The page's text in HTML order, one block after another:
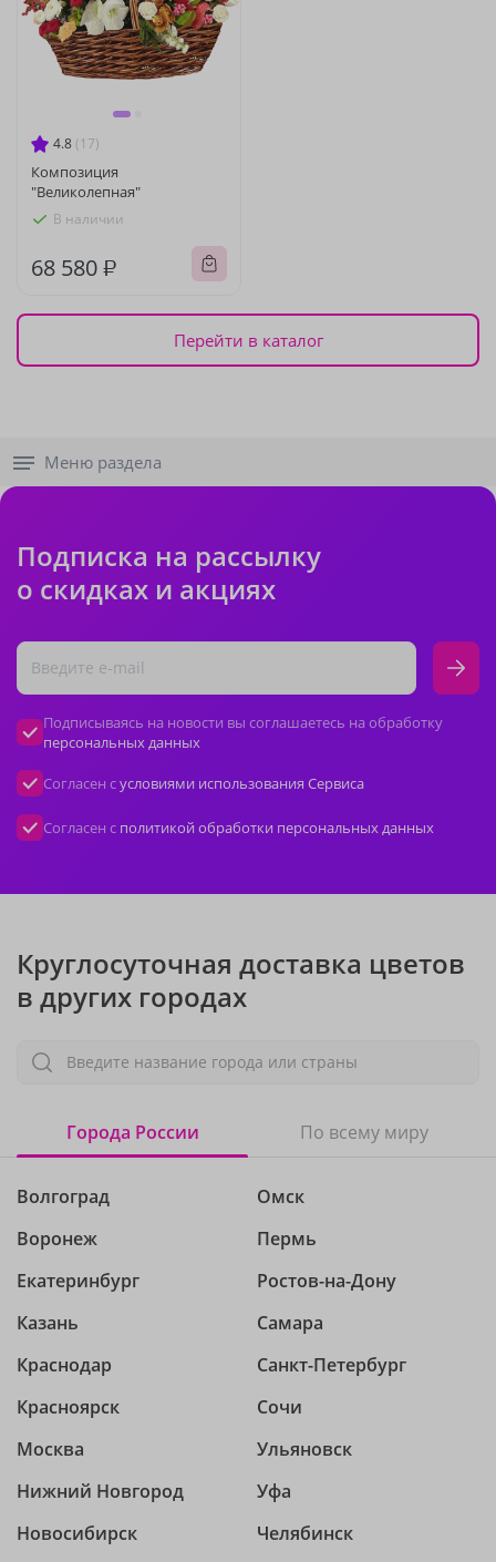
4.8 (17)
Композиция
"Великолепная"
В наличии
68 580 ₽
Перейти в каталог
Меню раздела
Подписка на рассылку
о скидках и акциях
Подписываясь на новости вы соглашаетесь на обработку
персональных данных
Согласен сусловиями использования Сервиса
Согласен с политикой обработки персональных данных
Круглосуточная доставка цветов
в других городах
Введите название города или страны
Города России По всему миру
Волгоград
Воронеж
Екатеринбург
Казань
Краснодар
Красноярск
Москва
Нижний Новгород
Новосибирск
Омск
Пермь
Ростов-на-Дону
Самара
Санкт-Петербург
Сочи
Ульяновск
Уфа
Челябинск